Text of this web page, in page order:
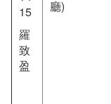
15
羅
致
盈
廳)